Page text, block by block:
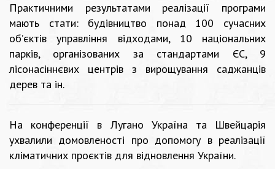
Практичними результатами реалізації програми
мають стати: будівництво понад 100 сучасних
об’єктів управління відходами, 10 національних
парків, організованих за стандартами ЄС, 9
лісонасіннєвих центрів з вирощування саджанців
дерев та ін.
На конференції в Лугано Україна та Швейцарія
ухвалили домовленості про допомогу в реалізації
кліматичних проєктів для відновлення України.